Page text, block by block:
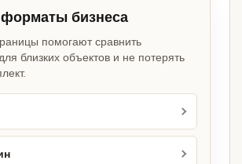
бизнеса
помогают сравнить
близких объектов и не потерять